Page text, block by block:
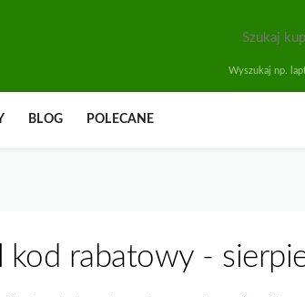
Wyszukaj np.
BLOG POLECANE
kod rabatowy -